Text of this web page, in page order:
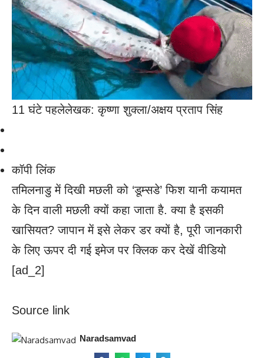
11 घंटे पहलेलेखक: कृष्णा शुक्ला/अक्षय प्रताप सिंह
कॉपी लिंक
तमिलनाडु में दिखी मछली को ‘डूम्सडे’ फिश यानी कयामत
के दिन वाली मछली क्यों कहा जाता है. क्या है इसकी
खासियत? जापान में इसे लेकर डर क्यों है, पूरी जानकारी
के लिए ऊपर दी गई इमेज पर क्लिक कर देखें वीडियो
[ad_2]
Source link
Naradsamvad